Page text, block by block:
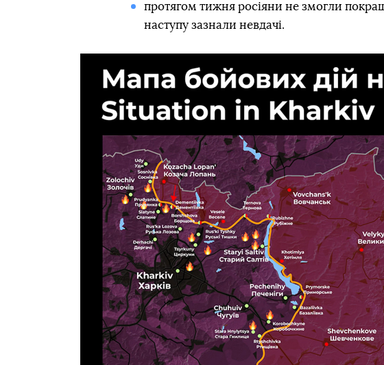
протягом тижня росіяни не змогли
наступу зазнали невдачі.